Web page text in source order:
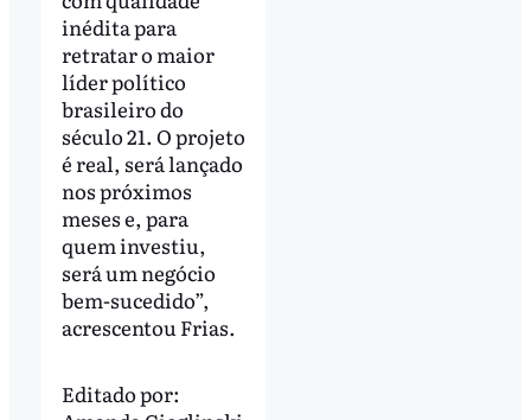
inédita para
retratar o maior
líder político
brasileiro do
século 21. O projeto
é real, será lançado
nos próximos
meses e, para
quem investiu,
será um negócio
bem-sucedido”,
acrescentou Frias.
Editado por: